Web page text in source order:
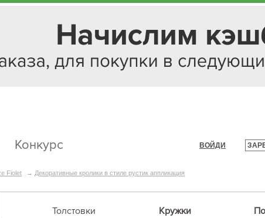
Конкурс ВОЙДИ
Fiolet → Декоративные кролики в стиле рустик аппликация
Толстовки Кружки